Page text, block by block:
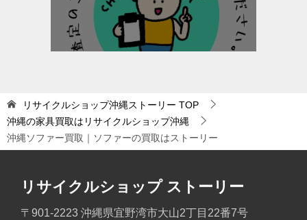
リサイクルショップ沖縄ストーリー TOP
沖縄の家具買取はリサイクルショップ沖縄
沖縄ソファー買取｜ソファーの買取はストーリー
リサイクルショップ ストーリー
〒901-2223 沖縄県宜野湾市大山2丁目22番7号